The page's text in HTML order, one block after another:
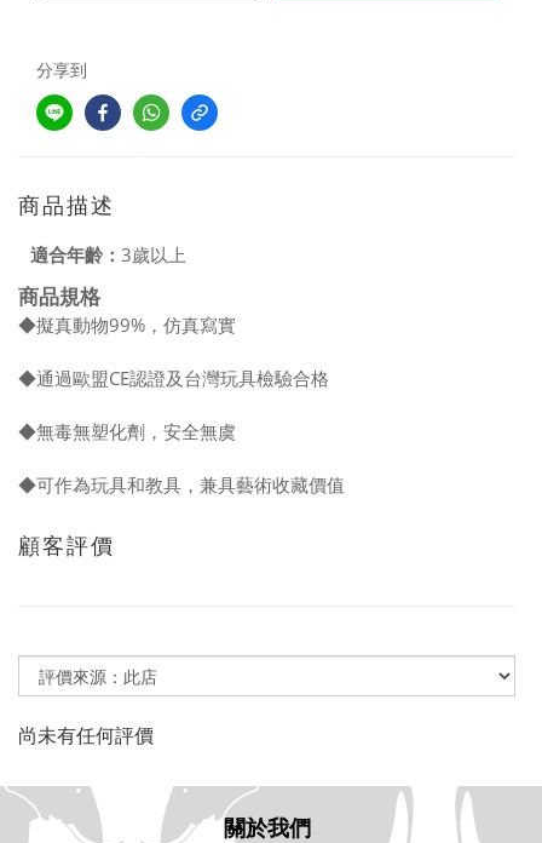
分享到
商品描述
適合年齡： 3歲以上
商品規格
◆擬真動物99%，仿真寫實
◆通過歐盟CE認證及台灣玩具檢驗合格
◆無毒無塑化劑，安全無虞
◆可作為玩具和教具，兼具藝術收藏價值
顧客評價
尚未有任何評價
關於我們